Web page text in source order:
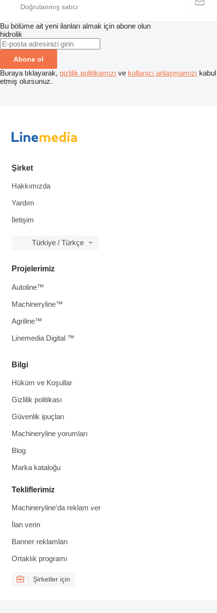
Bu bölüme ait yeni ilanları almak için abone olun
hidrolik
Abone ol
Buraya tıklayarak, gizlilik politikamızı ve kullanıcı anlaşmamızı kabul
etmiş olursunuz.
Şirket
Hakkımızda
Yardım
İletişim
Türkiye / Türkçe
Bilgi
Hüküm ve Koşullar
Gizlilik politikası
Güvenlik ipuçları
Machineryline yorumları
Blog
Marka kataloğu
Tekliflerimiz
Machineryline'da reklam ver
İlan verin
Banner reklamları
Ortaklık programı
Şirketler için
Projelerimiz
Autoline™
Machineryline™
Agriline™
Linemedia Digital ™